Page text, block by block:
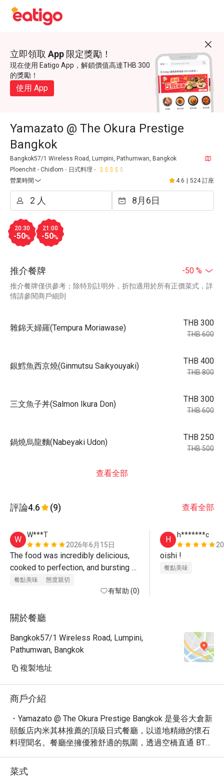
立即領取 App 限定獎勵！
現在使用 Eatigo App，解鎖價值高達THB 300
的獎勵！
使用 App
Yamazato @ The Okura Prestige
Bangkok
Bangkok57/1 Wireless Road, Lumpini, Pathumwan, Bangkok
Ploenchit - Chidlom
日式料理
營業時間
4.6 524 訂座
20:30
-50%
21:00
-50%
推介餐牌 -50 %
推介餐牌僅供參考；除特別註明外，折扣適用於所有正價菜式，詳
情請參閱商戶細則
雜錦天婦羅(Tempura Moriawase)
THB 300
THB 600
銀鱈魚西京燒(Ginmutsu Saikyouyaki)
THB 400
THB 800
三文魚子丼(Salmon Ikura Don)
THB 300
THB 600
鍋燒烏龍麵(Nabeyaki Udon)
THB 250
THB 500
查看全部
評論4.6 (9) 查看全部
W
W***T
2026年6月15日
The food was incredibly delicious,
cooked to perfection, and bursting
with flavor. The staff is very polite,
welcoming, and remarkably attentive
needs seamlessly and made us feel
entire meal.
餐點美味 態度親切
有幫助 (0)
H
h*******c
餐點美味
關於餐廳
Bangkok57/1 Wireless Road, Lumpini,
Pathumwan, Bangkok
複製地址
商戶介紹
・Yamazato @ The Okura Prestige Bangkok 是曼谷大倉新
頤飯店內米其林推薦的頂級日式餐廳，以道地精緻的懷石
料理聞名。餐廳坐擁優雅舒適的氛圍，透過空橋直通 BTS
Phloen Chit 站，交通便捷，深受 4.5 星高評價旅客喜愛。
必嚐的包括季節懷石、經典鐵板燒、以及新鮮壽司與天婦
羅，完美呈現日式料理的精髓。
菜式